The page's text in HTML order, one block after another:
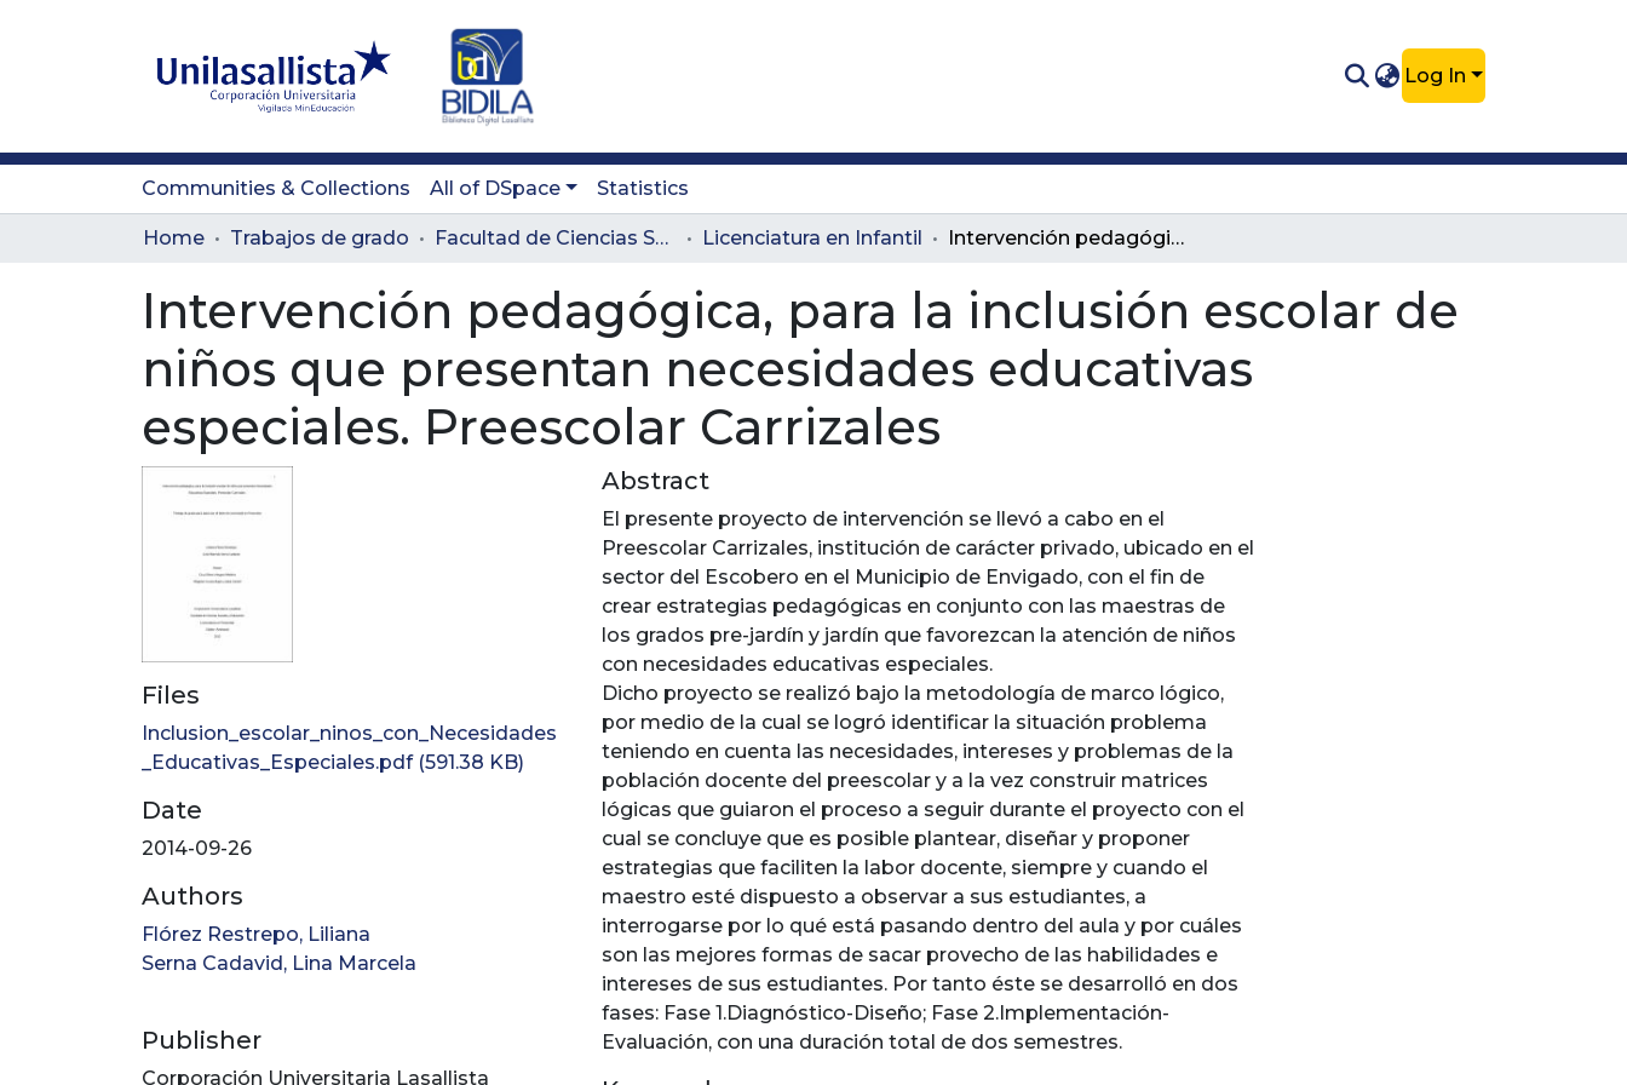
Log In
Communities & Collections All of DSpace Statistics
Home Trabajos de grado Facultad de Ciencias Sociales y Educación Licenciatura en Infantil Intervención pedagógica, para la inclusión escolar de niños que presentan necesidades educativas especiales. Preescolar Carrizales
Intervención pedagógica, para la inclusión escolar de
niños que presentan necesidades educativas
especiales. Preescolar Carrizales
Files
Inclusion_escolar_ninos_con_Necesidades
_Educativas_Especiales.pdf(591.38 KB)
Date
2014-09-26
Authors
Flórez Restrepo, Liliana
Serna Cadavid, Lina Marcela
Publisher
Corporación Universitaria Lasallista
Abstract
El presente proyecto de intervención se llevó a cabo en el
Preescolar Carrizales, institución de carácter privado, ubicado en el
sector del Escobero en el Municipio de Envigado, con el fin de
crear estrategias pedagógicas en conjunto con las maestras de
los grados pre-jardín y jardín que favorezcan la atención de niños
con necesidades educativas especiales.
Dicho proyecto se realizó bajo la metodología de marco lógico,
por medio de la cual se logró identificar la situación problema
teniendo en cuenta las necesidades, intereses y problemas de la
población docente del preescolar y a la vez construir matrices
lógicas que guiaron el proceso a seguir durante el proyecto con el
cual se concluye que es posible plantear, diseñar y proponer
estrategias que faciliten la labor docente, siempre y cuando el
maestro esté dispuesto a observar a sus estudiantes, a
interrogarse por lo qué está pasando dentro del aula y por cuáles
son las mejores formas de sacar provecho de las habilidades e
intereses de sus estudiantes. Por tanto éste se desarrolló en dos
fases: Fase 1.Diagnóstico-Diseño; Fase 2.Implementación-
Evaluación, con una duración total de dos semestres.